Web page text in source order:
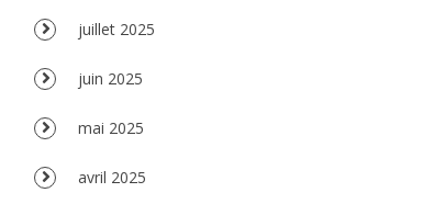
juillet 2025
juin 2025
mai 2025
avril 2025